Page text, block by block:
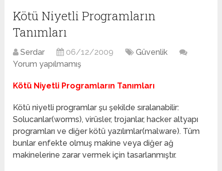
Kötü Niyetli Programların
Tanımları
Serdar 06/12/2009
Güvenlik
Yorum yapılmamış
Kötü Niyetli Programların Tanımları
Kötü niyetli programlar şu şekilde sıralanabilir:
Solucanlar(worms), virüsler, trojanlar, hacker altyapı
programları ve diğer kötü yazılımlar(malware). Tüm
bunlar enfekte olmuş makine veya diğer ağ
makinelerine zarar vermek için tasarlanmıştır.